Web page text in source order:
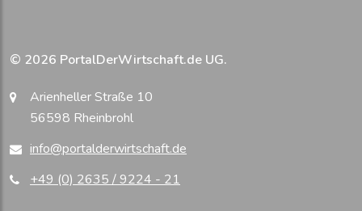
© 2026 PortalDerWirtschaft.de UG.
Arienheller Straße 10
56598 Rheinbrohl
info@portalderwirtschaft.de
+49 (0) 2635 / 9224 - 21